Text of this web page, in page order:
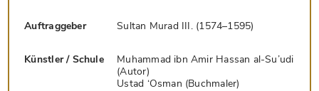
Auftraggeber Sultan Murad III. (1574–1595)
Künstler / Schule
Muhammad ibn Amir Hassan al-Su’udi
(Autor)
Ustad ‘Osman (Buchmaler)